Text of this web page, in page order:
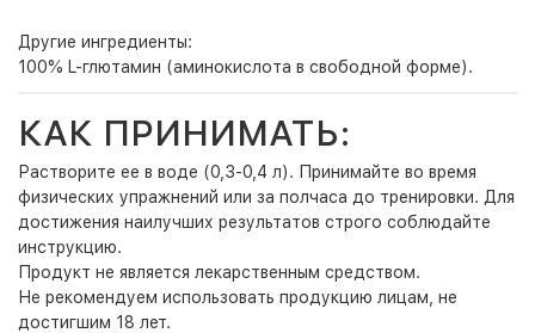
Другие ингредиенты:
100% L-глютамин (аминокислота в свободной форме).
КАК ПРИНИМАТЬ:
Растворите ее в воде (0,3-0,4 л). Принимайте во время
физических упражнений или за полчаса до тренировки. Для
достижения наилучших результатов строго соблюдайте
инструкцию.
Продукт не является лекарственным средством.
Не рекомендуем использовать продукцию лицам, не
достигшим 18 лет.